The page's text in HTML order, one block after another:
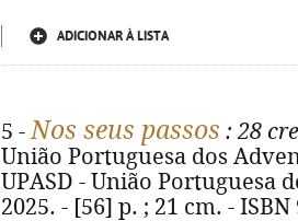
ADICIONAR À LISTA
5 -Nos seus passos : 28
União Portuguesa dos
UPASD - União Portuguesa
2025. - [56] p. ; 21 cm. - ISBN